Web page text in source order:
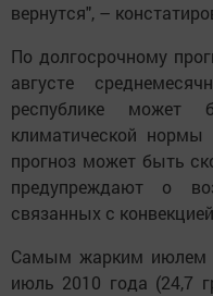
вернутся", –
По долгосрочному
августе
республике
климатической
прогноз может быть
предупреждают о
связанных с
Самым жарким июлем
июль 2010 года (24,7